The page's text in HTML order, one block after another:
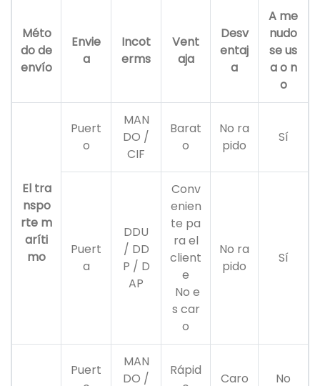
Méto
do de
envío
Envie
a
Incot
erms
Vent
aja
Desv
entaj
a
A me
nudo
se us
a o n
o
El tra
nspo
rte m
aríti
mo
Puert
o
MAN
DO /
CIF
Barat
o
No ra
pido
Sí
Puert
a
DDU
/ DD
P / D
AP
Conv
enien
te pa
ra el
client
e
No e
s car
o
No ra
pido
Sí
Puert
MAN
DO /
Rápid
Caro No